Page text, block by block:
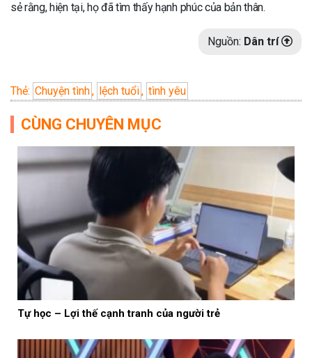
sẻ rằng, hiện tại, họ đã tìm thấy hạnh phúc của bản thân.
Nguồn: Dân trí
Thẻ: Chuyện tình, lệch tuổi, tình yêu
CÙNG CHUYÊN MỤC
Tự học – Lợi thế cạnh tranh của người trẻ